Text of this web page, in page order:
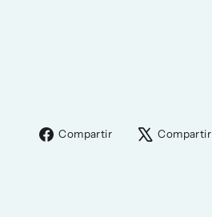
Compartir
CompartirCompartir